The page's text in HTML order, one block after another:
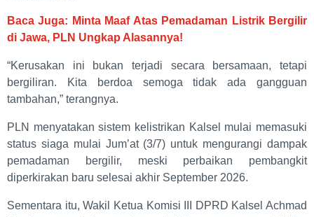
Baca Juga: Minta Maaf Atas Pemadaman Listrik Bergilir
di Jawa, PLN Ungkap Alasannya!
“Kerusakan ini bukan terjadi secara bersamaan, tetapi
bergiliran. Kita berdoa semoga tidak ada gangguan
tambahan,” terangnya.
PLN menyatakan sistem kelistrikan Kalsel mulai memasuki
status siaga mulai Jum’at (3/7) untuk mengurangi dampak
pemadaman bergilir, meski perbaikan pembangkit
diperkirakan baru selesai akhir September 2026.
Sementara itu, Wakil Ketua Komisi III DPRD Kalsel Achmad